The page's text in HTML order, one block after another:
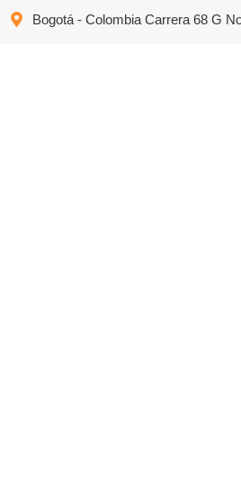
Bogotá - Colombia Carrera 68 G